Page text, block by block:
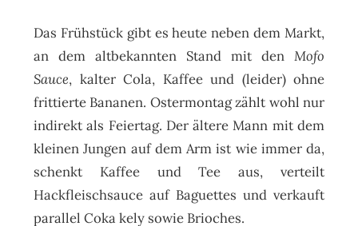
Das Frühstück gibt es heute neben dem Markt,
an dem altbekannten Stand mit den Mofo
Sauce, kalter Cola, Kaffee und (leider) ohne
frittierte Bananen. Ostermontag zählt wohl nur
indirekt als Feiertag. Der ältere Mann mit dem
kleinen Jungen auf dem Arm ist wie immer da,
schenkt Kaffee und Tee aus, verteilt
Hackfleischsauce auf Baguettes und verkauft
parallel Coka kely sowie Brioches.